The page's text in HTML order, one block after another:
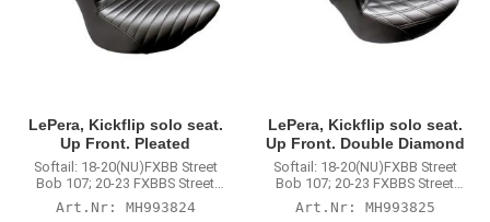
LePera, Kickflip solo seat.
Up Front. Pleated
Softail: 18-20(NU)FXBB Street
Bob 107; 20-23 FXBBS Street
Bob 114; 20-23 FXST Softail
Standard 107; 18-21(NU)FLSL
MH993824
LePera, Kickflip solo seat.
Up Front. Double Diamond
Softail: 18-20(NU)FXBB Street
Bob 107; 20-23 FXBBS Street
Bob 114; 20-23 FXST Softail
Standard 107; 18-21(NU)FLSL
MH993825